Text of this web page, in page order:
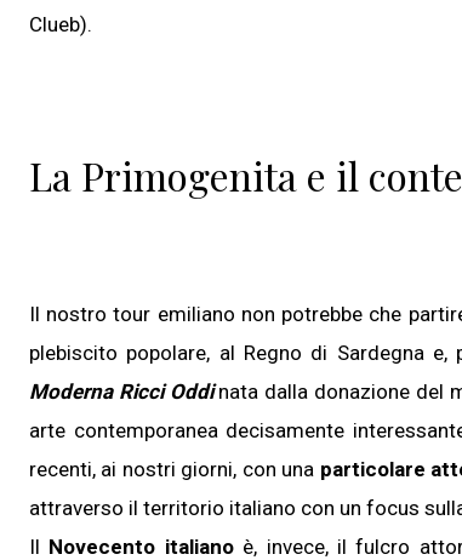
Clueb).
La Primogenita e il
Il nostro tour emiliano non potrebbe che
plebiscito popolare, al Regno di Sardegna
Moderna Ricci Oddi nata dalla donazione del
arte contemporanea decisamente
recenti, ai nostri giorni, con una particolare
attraverso il territorio italiano con un focus
Il Novecento italianoè, invece, il fulcro